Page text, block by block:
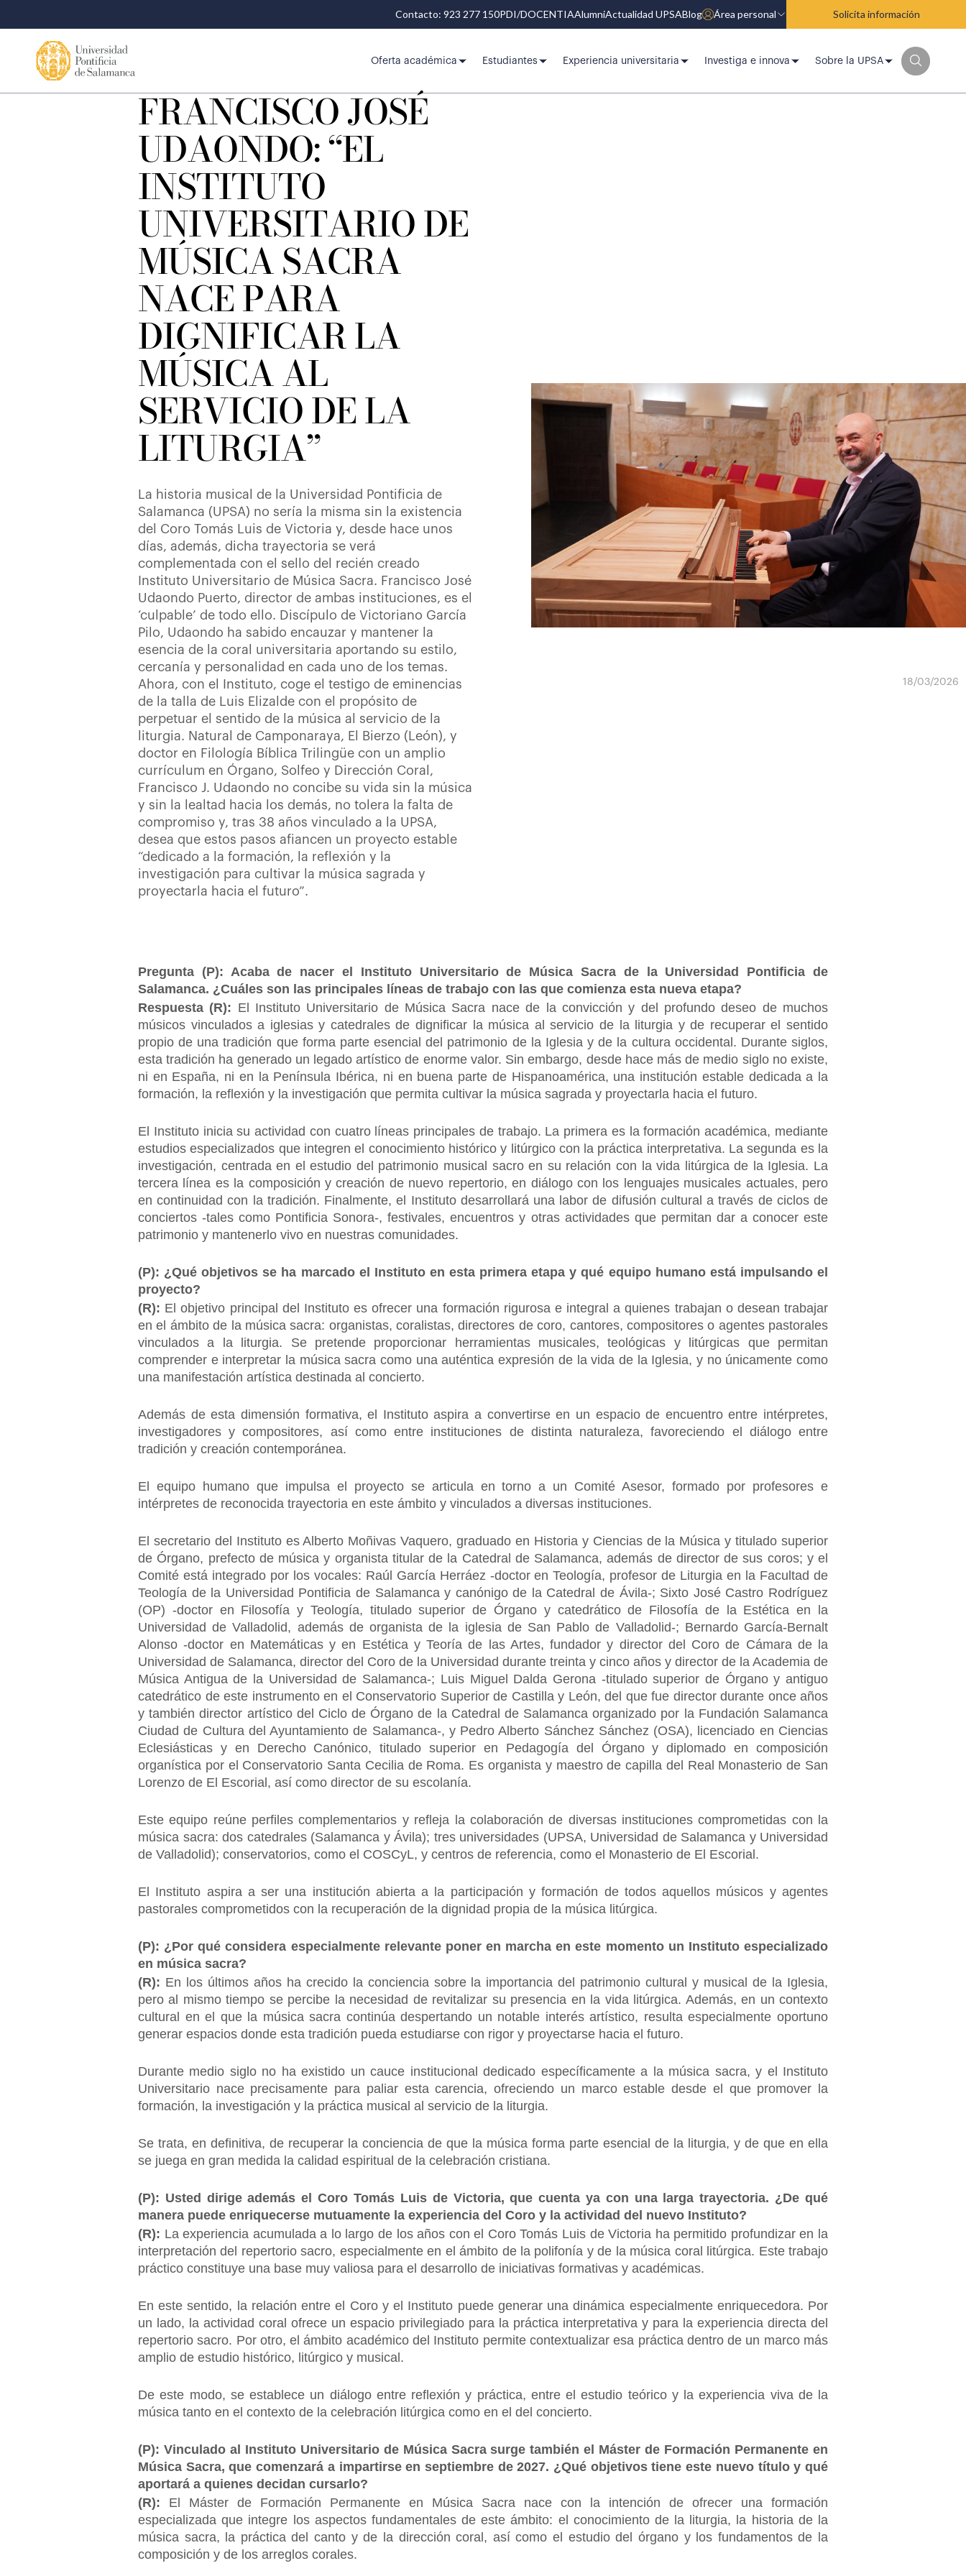
Contacto: 923 277 150PDI/DOCENTIAAlumniActualidad UPSABlog Área personal Solicita información
Oferta académica Estudiantes Experiencia universitaria Investiga e innova Sobre la UPSA
FRANCISCO JOSÉ
UDAONDO: “EL
INSTITUTO
UNIVERSITARIO DE
MÚSICA SACRA
NACE PARA
DIGNIFICAR LA
MÚSICA AL
SERVICIO DE LA
LITURGIA”
La historia musical de la Universidad Pontificia de
Salamanca (UPSA) no sería la misma sin la existencia
del Coro Tomás Luis de Victoria y, desde hace unos
días, además, dicha trayectoria se verá
complementada con el sello del recién creado
Instituto Universitario de Música Sacra. Francisco José
Udaondo Puerto, director de ambas instituciones, es el
‘culpable’ de todo ello. Discípulo de Victoriano García
Pilo, Udaondo ha sabido encauzar y mantener la
esencia de la coral universitaria aportando su estilo,
cercanía y personalidad en cada uno de los temas.
Ahora, con el Instituto, coge el testigo de eminencias
de la talla de Luis Elizalde con el propósito de
perpetuar el sentido de la música al servicio de la
liturgia. Natural de Camponaraya, El Bierzo (León), y
doctor en Filología Bíblica Trilingüe con un amplio
currículum en Órgano, Solfeo y Dirección Coral,
Francisco J. Udaondo no concibe su vida sin la música
y sin la lealtad hacia los demás, no tolera la falta de
compromiso y, tras 38 años vinculado a la UPSA,
desea que estos pasos afiancen un proyecto estable
“dedicado a la formación, la reflexión y la
investigación para cultivar la música sagrada y
proyectarla hacia el futuro”.
18/03/2026
Pregunta (P): Acaba de nacer el Instituto Universitario de Música Sacra de la Universidad Pontificia de
Salamanca. ¿Cuáles son las principales líneas de trabajo con las que comienza esta nueva etapa?
Respuesta (R): El Instituto Universitario de Música Sacra nace de la convicción y del profundo deseo de muchos
músicos vinculados a iglesias y catedrales de dignificar la música al servicio de la liturgia y de recuperar el sentido
propio de una tradición que forma parte esencial del patrimonio de la Iglesia y de la cultura occidental. Durante siglos,
esta tradición ha generado un legado artístico de enorme valor. Sin embargo, desde hace más de medio siglo no existe,
ni en España, ni en la Península Ibérica, ni en buena parte de Hispanoamérica, una institución estable dedicada a la
formación, la reflexión y la investigación que permita cultivar la música sagrada y proyectarla hacia el futuro.
El Instituto inicia su actividad con cuatro líneas principales de trabajo. La primera es la formación académica, mediante
estudios especializados que integren el conocimiento histórico y litúrgico con la práctica interpretativa. La segunda es la
investigación, centrada en el estudio del patrimonio musical sacro en su relación con la vida litúrgica de la Iglesia. La
tercera línea es la composición y creación de nuevo repertorio, en diálogo con los lenguajes musicales actuales, pero
en continuidad con la tradición. Finalmente, el Instituto desarrollará una labor de difusión cultural a través de ciclos de
conciertos -tales como Pontificia Sonora-, festivales, encuentros y otras actividades que permitan dar a conocer este
patrimonio y mantenerlo vivo en nuestras comunidades.
(P): ¿Qué objetivos se ha marcado el Instituto en esta primera etapa y qué equipo humano está impulsando el
proyecto?
(R): El objetivo principal del Instituto es ofrecer una formación rigurosa e integral a quienes trabajan o desean trabajar
en el ámbito de la música sacra: organistas, coralistas, directores de coro, cantores, compositores o agentes pastorales
vinculados a la liturgia. Se pretende proporcionar herramientas musicales, teológicas y litúrgicas que permitan
comprender e interpretar la música sacra como una auténtica expresión de la vida de la Iglesia, y no únicamente como
una manifestación artística destinada al concierto.
Además de esta dimensión formativa, el Instituto aspira a convertirse en un espacio de encuentro entre intérpretes,
investigadores y compositores, así como entre instituciones de distinta naturaleza, favoreciendo el diálogo entre
tradición y creación contemporánea.
El equipo humano que impulsa el proyecto se articula en torno a un Comité Asesor, formado por profesores e
intérpretes de reconocida trayectoria en este ámbito y vinculados a diversas instituciones.
El secretario del Instituto es Alberto Moñivas Vaquero, graduado en Historia y Ciencias de la Música y titulado superior
de Órgano, prefecto de música y organista titular de la Catedral de Salamanca, además de director de sus coros; y el
Comité está integrado por los vocales: Raúl García Herráez -doctor en Teología, profesor de Liturgia en la Facultad de
Teología de la Universidad Pontificia de Salamanca y canónigo de la Catedral de Ávila-; Sixto José Castro Rodríguez
(OP) -doctor en Filosofía y Teología, titulado superior de Órgano y catedrático de Filosofía de la Estética en la
Universidad de Valladolid, además de organista de la iglesia de San Pablo de Valladolid-; Bernardo García-Bernalt
Alonso -doctor en Matemáticas y en Estética y Teoría de las Artes, fundador y director del Coro de Cámara de la
Universidad de Salamanca, director del Coro de la Universidad durante treinta y cinco años y director de la Academia de
Música Antigua de la Universidad de Salamanca-; Luis Miguel Dalda Gerona -titulado superior de Órgano y antiguo
catedrático de este instrumento en el Conservatorio Superior de Castilla y León, del que fue director durante once años
y también director artístico del Ciclo de Órgano de la Catedral de Salamanca organizado por la Fundación Salamanca
Ciudad de Cultura del Ayuntamiento de Salamanca-, y Pedro Alberto Sánchez Sánchez (OSA), licenciado en Ciencias
Eclesiásticas y en Derecho Canónico, titulado superior en Pedagogía del Órgano y diplomado en composición
organística por el Conservatorio Santa Cecilia de Roma. Es organista y maestro de capilla del Real Monasterio de San
Lorenzo de El Escorial, así como director de su escolanía.
Este equipo reúne perfiles complementarios y refleja la colaboración de diversas instituciones comprometidas con la
música sacra: dos catedrales (Salamanca y Ávila); tres universidades (UPSA, Universidad de Salamanca y Universidad
de Valladolid); conservatorios, como el COSCyL, y centros de referencia, como el Monasterio de El Escorial.
El Instituto aspira a ser una institución abierta a la participación y formación de todos aquellos músicos y agentes
pastorales comprometidos con la recuperación de la dignidad propia de la música litúrgica.
(P): ¿Por qué considera especialmente relevante poner en marcha en este momento un Instituto especializado
en música sacra?
(R): En los últimos años ha crecido la conciencia sobre la importancia del patrimonio cultural y musical de la Iglesia,
pero al mismo tiempo se percibe la necesidad de revitalizar su presencia en la vida litúrgica. Además, en un contexto
cultural en el que la música sacra continúa despertando un notable interés artístico, resulta especialmente oportuno
generar espacios donde esta tradición pueda estudiarse con rigor y proyectarse hacia el futuro.
Durante medio siglo no ha existido un cauce institucional dedicado específicamente a la música sacra, y el Instituto
Universitario nace precisamente para paliar esta carencia, ofreciendo un marco estable desde el que promover la
formación, la investigación y la práctica musical al servicio de la liturgia.
Se trata, en definitiva, de recuperar la conciencia de que la música forma parte esencial de la liturgia, y de que en ella
se juega en gran medida la calidad espiritual de la celebración cristiana.
(P): Usted dirige además el Coro Tomás Luis de Victoria, que cuenta ya con una larga trayectoria. ¿De qué
manera puede enriquecerse mutuamente la experiencia del Coro y la actividad del nuevo Instituto?
(R): La experiencia acumulada a lo largo de los años con el Coro Tomás Luis de Victoria ha permitido profundizar en la
interpretación del repertorio sacro, especialmente en el ámbito de la polifonía y de la música coral litúrgica. Este trabajo
práctico constituye una base muy valiosa para el desarrollo de iniciativas formativas y académicas.
En este sentido, la relación entre el Coro y el Instituto puede generar una dinámica especialmente enriquecedora. Por
un lado, la actividad coral ofrece un espacio privilegiado para la práctica interpretativa y para la experiencia directa del
repertorio sacro. Por otro, el ámbito académico del Instituto permite contextualizar esa práctica dentro de un marco más
amplio de estudio histórico, litúrgico y musical.
De este modo, se establece un diálogo entre reflexión y práctica, entre el estudio teórico y la experiencia viva de la
música tanto en el contexto de la celebración litúrgica como en el del concierto.
(P): Vinculado al Instituto Universitario de Música Sacra surge también el Máster de Formación Permanente en
Música Sacra, que comenzará a impartirse en septiembre de 2027. ¿Qué objetivos tiene este nuevo título y qué
aportará a quienes decidan cursarlo?
(R): El Máster de Formación Permanente en Música Sacra nace con la intención de ofrecer una formación
especializada que integre los aspectos fundamentales de este ámbito: el conocimiento de la liturgia, la historia de la
música sacra, la práctica del canto y de la dirección coral, así como el estudio del órgano y los fundamentos de la
composición y de los arreglos corales.